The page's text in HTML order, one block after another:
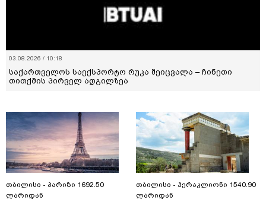
03.08.2026 / 10:18
საქართველოს საექსპორტო რუკა შეიცვალა – ჩინეთი
თითქმის პირველ ადგილზეა
თბილისი - პარიზი 1692.50
ლარიდან
თბილისი - ჰერაკლიონი 1540.90
ლარიდან